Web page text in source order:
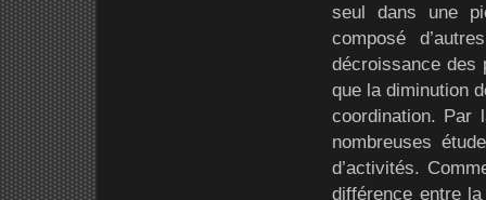
seul dans une
composé
décroissance des
que la diminution
coordination. Par
nombreuses
d’activités.
différence entre